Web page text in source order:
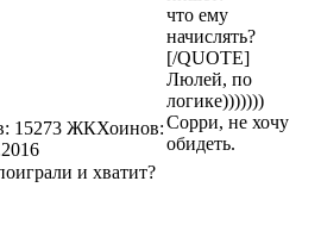
15273 ЖКХоинов:
что ему
начислять?
[/QUOTE]
Люлей, по
логике)))))))
Сорри, не хочу
обидеть.
и хватит?